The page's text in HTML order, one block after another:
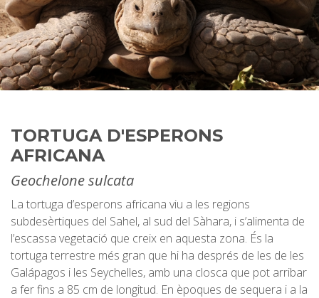
TORTUGA D'ESPERONS
AFRICANA
Geochelone sulcata
La tortuga d’esperons africana viu a les regions
subdesèrtiques del Sahel, al sud del Sàhara, i s’alimenta de
l’escassa vegetació que creix en aquesta zona. És la
tortuga terrestre més gran que hi ha després de les de les
Galápagos i les Seychelles, amb una closca que pot arribar
a fer fins a 85 cm de longitud. En èpoques de sequera i a la